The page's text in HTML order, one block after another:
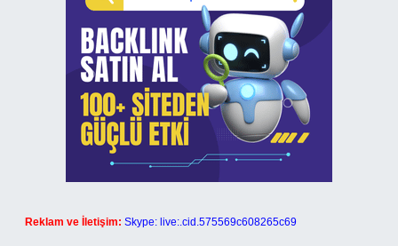
Reklam ve İletişim: Skype: live:.cid.575569c608265c69